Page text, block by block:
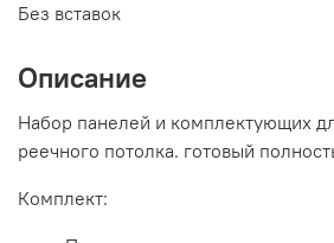
Без вставок
Описание
Набор панелей и комплектующих
реечного потолка. готовый
Комплект: